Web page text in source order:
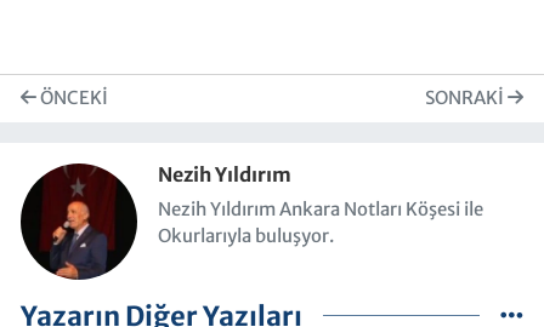
ÖNCEKI SONRAKI
Nezih Yıldırım
Nezih Yıldırım Ankara Notları Köşesi ile
Okurlarıyla buluşyor.
Yazarın Diğer Yazıları